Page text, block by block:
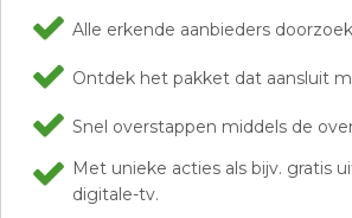
Alle erkende aanbieders
Ontdek het pakket dat aansluit
Snel overstappen middels de
Met unieke acties als bijv. gratis
digitale-tv.